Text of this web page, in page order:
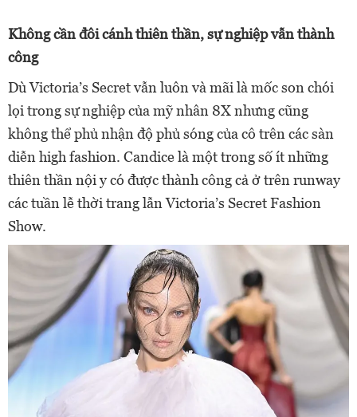
lọi trong sự nghiệp của mỹ nhân 8X nhưng cũng
không thể phủ nhận độ phủ sóng của cô trên các sàn
diễn high fashion. Candice là một trong số ít những
thiên thần nội y có được thành công cả ở trên runway
các tuần lễ thời trang lẫn Victoria’s Secret Fashion
Show.